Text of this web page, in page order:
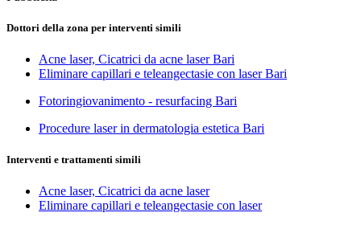
Dottori della zona per interventi simili
Acne laser, Cicatrici da acne laser Bari
Eliminare capillari e teleangectasie con laser Bari
Fotoringiovanimento - resurfacing Bari
Procedure laser in dermatologia estetica Bari
Interventi e trattamenti simili
Acne laser, Cicatrici da acne laser
Eliminare capillari e teleangectasie con laser